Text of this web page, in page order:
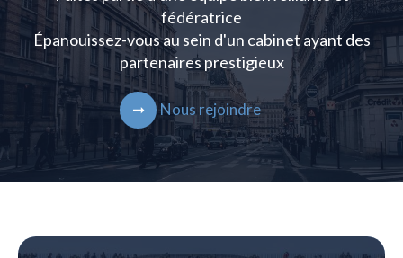
fédératrice
Épanouissez-vous au sein d'un cabinet ayant des
partenaires prestigieux
Nous rejoindre